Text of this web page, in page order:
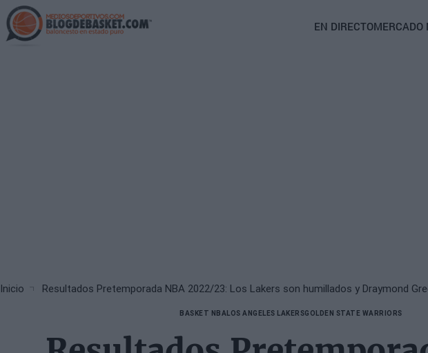
Skip
to
main
Main
EN DIRECTOMERCADO
Breadcrumb
Inicio Resultados Pretemporada NBA 2022/23: Los Lakers son humillados y Draymond
BASKET NBALOS ANGELES LAKERSGOLDEN STATE WARRIORS